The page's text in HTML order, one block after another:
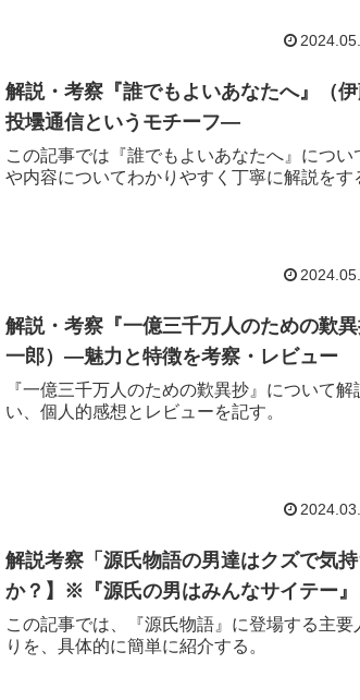
解説・考察『誰でもよいあなたへ』（
投壜通信というモチーフ—
この記事では『誰でもよいあなたへ』につい
や内容についてわかりやすく丁寧に解説をす
解説・考察『一億三千万人のための歎
一郎）—魅力と特徴を考察・レビュー
『一億三千万人のための歎異抄』について
い、個人的感想とレビューを記す。
解説考察「源氏物語の男達はクズで気
か？】※『源氏の男はみんなサイテー』
この記事では、『源氏物語』に登場する主要
りを、具体的に簡単に紹介する。